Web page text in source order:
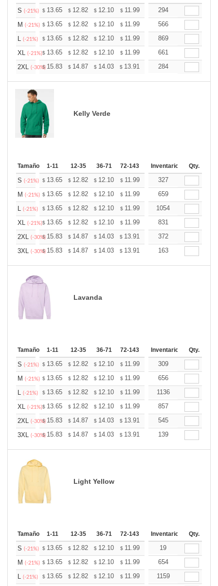
S (-21%) $ 13.65 $ 12.82 $ 12.10 $ 11.99 11.79
294
M (-21%) $ 13.65 $ 12.82 $ 12.10 $ 11.99 11.79
566
L (-21%) $ 13.65 $ 12.82 $ 12.10 $ 11.99 11.79
869
XL (-21%)$ 13.65 $ 12.82 $ 12.10 $ 11.99 11.79
661
2XL (-30%)
$ 15.83 $ 14.87 $ 14.03 $ 13.91 13.67
284
Kelly Verde
Tamaño 1-11 12-35 36-71 72-143 144-287 288 +
Inventario Qty.
S (-21%) $ 13.65 $ 12.82 $ 12.10 $ 11.99 11.79
327
M (-21%) $ 13.65 $ 12.82 $ 12.10 $ 11.99 11.79
659
L (-21%) $ 13.65 $ 12.82 $ 12.10 $ 11.99 11.79
1054
XL (-21%)$ 13.65 $ 12.82 $ 12.10 $ 11.99 11.79
831
2XL (-30%)
$ 15.83 $ 14.87 $ 14.03 $ 13.91 13.67
372
3XL (-30%)
$ 15.83 $ 14.87 $ 14.03 $ 13.91 13.67
163
Lavanda
Tamaño 1-11 12-35 36-71 72-143 144-287 288 +
Inventario Qty.
S (-21%) $ 13.65 $ 12.82 $ 12.10 $ 11.99 11.79
309
M (-21%) $ 13.65 $ 12.82 $ 12.10 $ 11.99 11.79
656
L (-21%) $ 13.65 $ 12.82 $ 12.10 $ 11.99 11.79
1136
XL (-21%)$ 13.65 $ 12.82 $ 12.10 $ 11.99 11.79
857
2XL (-30%)
$ 15.83 $ 14.87 $ 14.03 $ 13.91 13.67
545
3XL (-30%)
$ 15.83 $ 14.87 $ 14.03 $ 13.91 13.67
139
Light Yellow
Tamaño 1-11 12-35 36-71 72-143 144-287 288 +
Inventario Qty.
S (-21%) $ 13.65 $ 12.82 $ 12.10 $ 11.99 11.79
19
M (-21%) $ 13.65 $ 12.82 $ 12.10 $ 11.99 11.79
654
L (-21%) $ 13.65 $ 12.82 $ 12.10 $ 11.99 11.79
1159